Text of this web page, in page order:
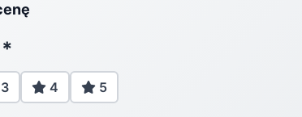
*
3 4 5